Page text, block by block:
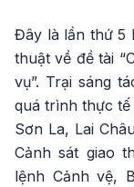
Đây là lần thứ 5
thuật về đề tài
vụ”. Trại sáng
quá trình thực
Sơn La, Lai
Cảnh sát giao
lệnh Cảnh vệ,